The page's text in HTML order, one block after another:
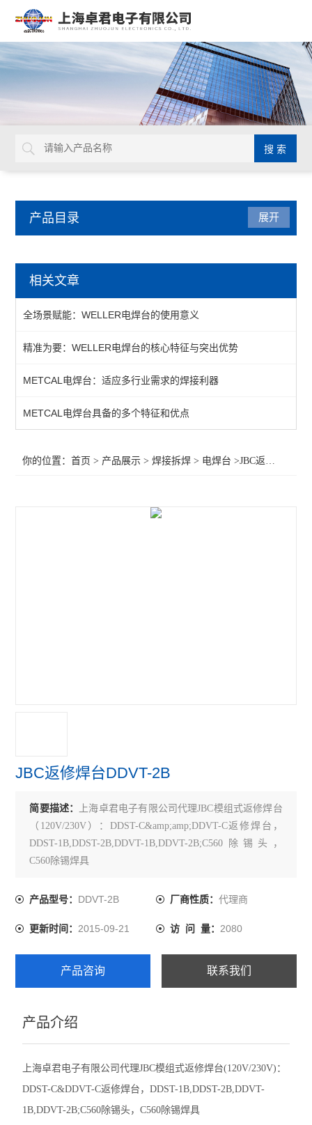
产品目录
吸锡线
QUICK吸烟仪
恒温热风机
返修产品
电焊台
展开
相关文章
全场景赋能：WELLER电焊台的使用意义
精准为要：WELLER电焊台的核心特征与突出优势
METCAL电焊台：适应多行业需求的焊接利器
METCAL电焊台具备的多个特征和优点
你的位置：首页 > 产品展示 >焊接拆焊 > 电焊台 >JBC返修焊台DDVT-2B
JBC返修焊台DDVT-2B
简要描述：
上海卓君电子有限公司代理JBC模组式返修焊台
（120V/230V）：DDST-C&amp;amp;DDVT-C返修焊台，
DDST-1B,DDST-2B,DDVT-1B,DDVT-2B;C560除锡头，
C560除锡焊具
产品型号： DDVT-2B 厂商性质： 代理商
更新时间：2015-09-21 访 问 量： 2080
产品咨询 联系我们
产品介绍
上海卓君电子有限公司代理JBC模组式返修焊台(120V/230V)：
DDST-C&DDVT-C返修焊台，DDST-1B,DDST-2B,DDVT-
1B,DDVT-2B;C560除锡头，C560除锡焊具